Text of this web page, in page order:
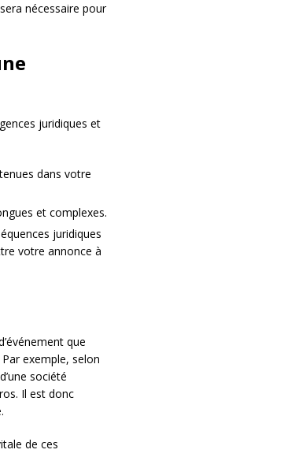
nécessaire pour
juridiques et
dans votre
et complexes.
juridiques
votre annonce à
que
exemple, selon
société
Il est donc
de ces